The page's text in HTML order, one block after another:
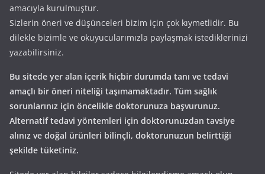
amacıyla kurulmuştur.
Sizlerin öneri ve düşünceleri bizim için çok kıymetlidir. Bu
dilekle bizimle ve okuyucularımızla paylaşmak istediklerinizi
yazabilirsiniz.
Bu sitede yer alan içerik hiçbir durumda tanı ve tedavi
amaçlı bir öneri niteliği taşımamaktadır. Tüm sağlık
sorunlarınız için öncelikle doktorunuza başvurunuz.
Alternatif tedavi yöntemleri için doktorunuzdan tavsiye
alınız ve doğal ürünleri bilinçli, doktorunuzun belirttiği
şekilde tüketiniz.